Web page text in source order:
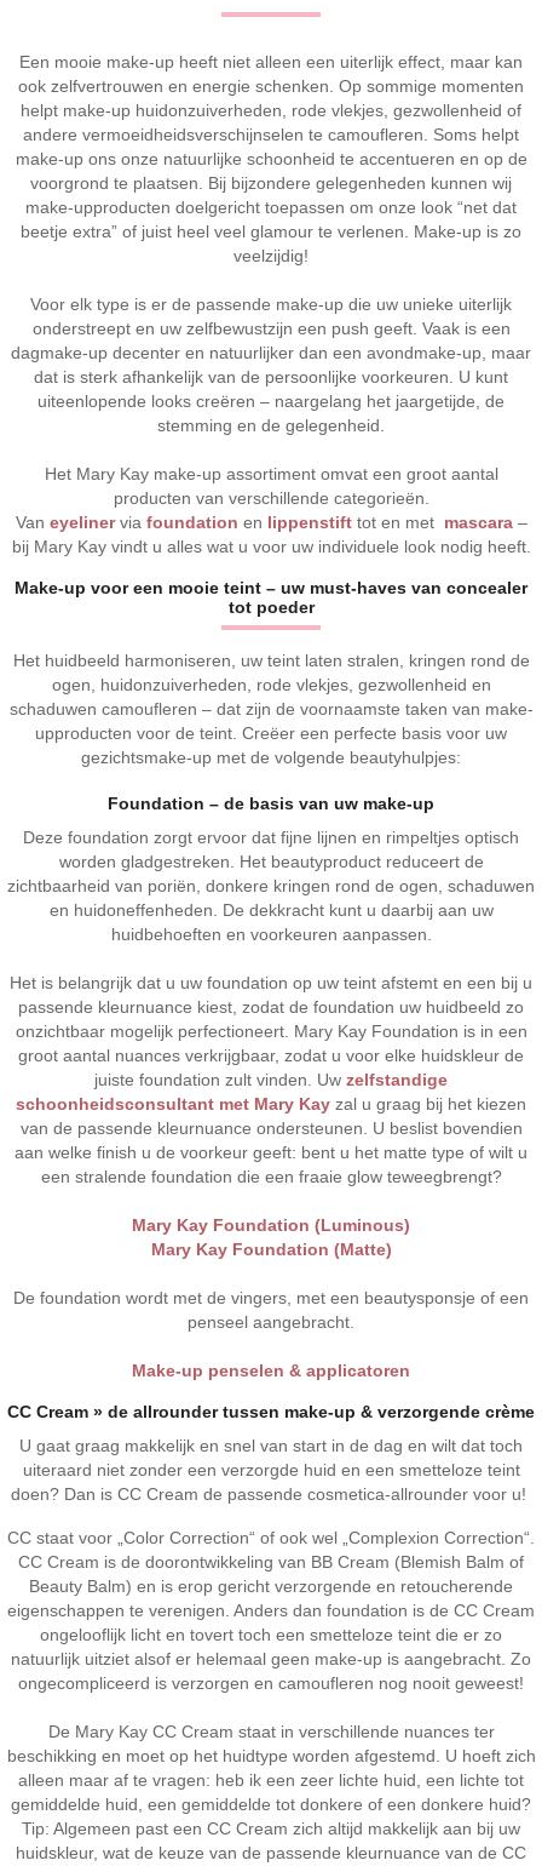
Een mooie make-up heeft niet alleen een uiterlijk effect, maar kan
ook zelfvertrouwen en energie schenken. Op sommige momenten
helpt make-up huidonzuiverheden, rode vlekjes, gezwollenheid of
andere vermoeidheidsverschijnselen te camoufleren. Soms helpt
make-up ons onze natuurlijke schoonheid te accentueren en op de
voorgrond te plaatsen. Bij bijzondere gelegenheden kunnen wij
make-upproducten doelgericht toepassen om onze look “net dat
beetje extra” of juist heel veel glamour te verlenen. Make-up is zo
veelzijdig!
Voor elk type is er de passende make-up die uw unieke uiterlijk
onderstreept en uw zelfbewustzijn een push geeft. Vaak is een
dagmake-up decenter en natuurlijker dan een avondmake-up, maar
dat is sterk afhankelijk van de persoonlijke voorkeuren. U kunt
uiteenlopende looks creëren – naargelang het jaargetijde, de
stemming en de gelegenheid.
Het Mary Kay make-up assortiment omvat een groot aantal
producten van verschillende categorieën.
Van eyeliner via foundation en lippenstift tot en met mascara –
bij Mary Kay vindt u alles wat u voor uw individuele look nodig heeft.
Make-up voor een mooie teint – uw must-haves van concealer
tot poeder
Het huidbeeld harmoniseren, uw teint laten stralen, kringen rond de
ogen, huidonzuiverheden, rode vlekjes, gezwollenheid en
schaduwen camoufleren – dat zijn de voornaamste taken van make-
upproducten voor de teint. Creëer een perfecte basis voor uw
gezichtsmake-up met de volgende beautyhulpjes:
Foundation – de basis van uw make-up
Deze foundation zorgt ervoor dat fijne lijnen en rimpeltjes optisch
worden gladgestreken. Het beautyproduct reduceert de
zichtbaarheid van poriën, donkere kringen rond de ogen, schaduwen
en huidoneffenheden. De dekkracht kunt u daarbij aan uw
huidbehoeften en voorkeuren aanpassen.
Het is belangrijk dat u uw foundation op uw teint afstemt en een bij u
passende kleurnuance kiest, zodat de foundation uw huidbeeld zo
onzichtbaar mogelijk perfectioneert. Mary Kay Foundation is in een
groot aantal nuances verkrijgbaar, zodat u voor elke huidskleur de
juiste foundation zult vinden. Uw zelfstandige
schoonheidsconsultant met Mary Kay zal u graag bij het kiezen
van de passende kleurnuance ondersteunen. U beslist bovendien
aan welke finish u de voorkeur geeft: bent u het matte type of wilt u
een stralende foundation die een fraaie glow teweegbrengt?
Mary Kay Foundation (Luminous)
Mary Kay Foundation (Matte)
De foundation wordt met de vingers, met een beautysponsje of een
penseel aangebracht.
Make-up penselen & applicatoren
CC Cream » de allrounder tussen make-up & verzorgende crème
U gaat graag makkelijk en snel van start in de dag en wilt dat toch
uiteraard niet zonder een verzorgde huid en een smetteloze teint
doen? Dan is CC Cream de passende cosmetica-allrounder voor u!
CC staat voor „Color Correction“ of ook wel „Complexion Correction“.
CC Cream is de doorontwikkeling van BB Cream (Blemish Balm of
Beauty Balm) en is erop gericht verzorgende en retoucherende
eigenschappen te verenigen. Anders dan foundation is de CC Cream
ongelooflijk licht en tovert toch een smetteloze teint die er zo
natuurlijk uitziet alsof er helemaal geen make-up is aangebracht. Zo
ongecompliceerd is verzorgen en camoufleren nog nooit geweest!
De Mary Kay CC Cream staat in verschillende nuances ter
beschikking en moet op het huidtype worden afgestemd. U hoeft zich
alleen maar af te vragen: heb ik een zeer lichte huid, een lichte tot
gemiddelde huid, een gemiddelde tot donkere of een donkere huid?
Tip: Algemeen past een CC Cream zich altijd makkelijk aan bij uw
huidskleur, wat de keuze van de passende kleurnuance van de CC